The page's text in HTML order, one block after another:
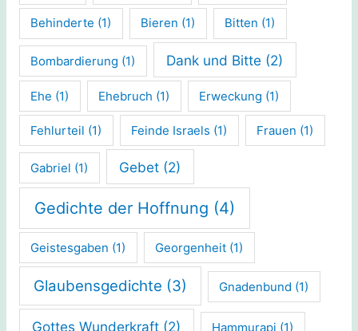
Behinderte (1) Bieren (1) Bitten (1)
Bombardierung (1) Dank und Bitte (2)
Ehe (1) Ehebruch (1) Erweckung (1)
Fehlurteil (1) Feinde Israels (1) Frauen (1)
Gabriel (1) Gebet (2)
Gedichte der Hoffnung (4)
Geistesgaben (1) Georgenheit (1)
Glaubensgedichte (3) Gnadenbund (1)
Gottes Wunderkraft (2) Hammurapi (1)